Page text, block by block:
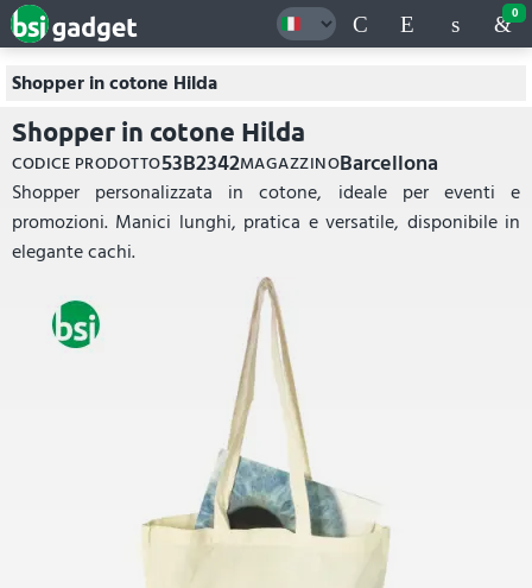
0
Shopper in cotone Hilda
Shopper in cotone Hilda
CODICE PRODOTTO53B2342MAGAZZINOBarcellona
Shopper personalizzata in cotone, ideale per eventi e
promozioni. Manici lunghi, pratica e versatile, disponibile in
elegante cachi.